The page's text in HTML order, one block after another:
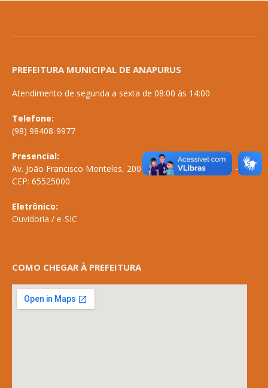
PREFEITURA MUNICIPAL DE ANAPURUS
Atendimento de segunda a sexta de 08:00 às 14:00
Telefone:
(98) 98408-9977
Presencial:
Av. João Francisco Monteles, 2001 \ Centro \ ANAPURUS – MA
CEP: 65525000
Eletrônico:
Ouvidoria / e-SIC
COMO CHEGAR À PREFEITURA